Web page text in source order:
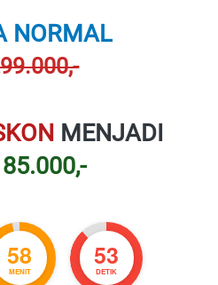
NORMAL
MENJADI
58
MENIT
52
DETIK